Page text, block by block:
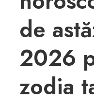
de
2026
zodia